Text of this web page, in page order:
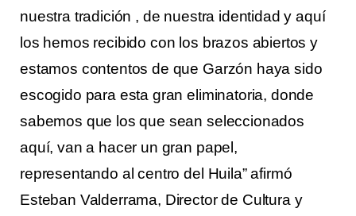
nuestra tradición , de nuestra identidad y aquí
los hemos recibido con los brazos abiertos y
estamos contentos de que Garzón haya sido
escogido para esta gran eliminatoria, donde
sabemos que los que sean seleccionados
aquí, van a hacer un gran papel,
representando al centro del Huila” afirmó
Esteban Valderrama, Director de Cultura y